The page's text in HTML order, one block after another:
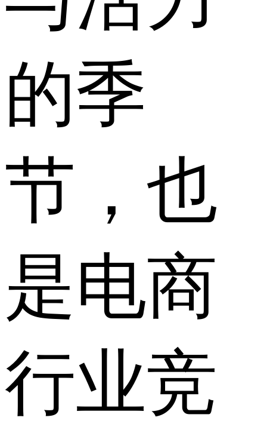
的季
节，也
是电商
行业竞